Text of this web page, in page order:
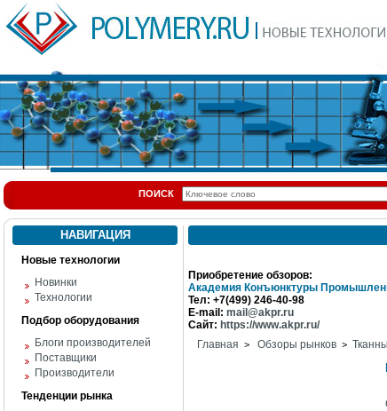
ПОИСК
НАВИГАЦИЯ
Новые технологии
Новинки
Технологии
Подбор оборудования
Блоги производителей
Поставщики
Производители
Тенденции рынка
Приобретение обзоров:
Академия Конъюнктуры
Тел: +7(499) 246-40-98
E-mail: mail@akpr.ru
Сайт: https://www.akpr.ru/
Главная > Обзоры рынков >